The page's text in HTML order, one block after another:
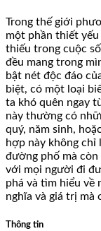
Trong thế giới
một phần thiết
thiếu trong cuộc
đều mang trong
bật nét độc đáo
biệt, có một loại
ta khó quên ngay
này thường có
quý, năm sinh,
hợp này không chỉ
đường phố mà
với mọi người đi
phá và tìm hiểu về
nghĩa và giá trị mà
Thông tin